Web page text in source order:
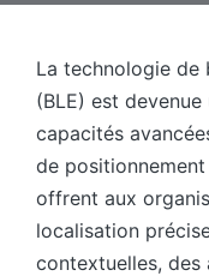
La technologie de
(BLE) est
capacités
de positionnement
offrent aux
localisation
contextuelles, des